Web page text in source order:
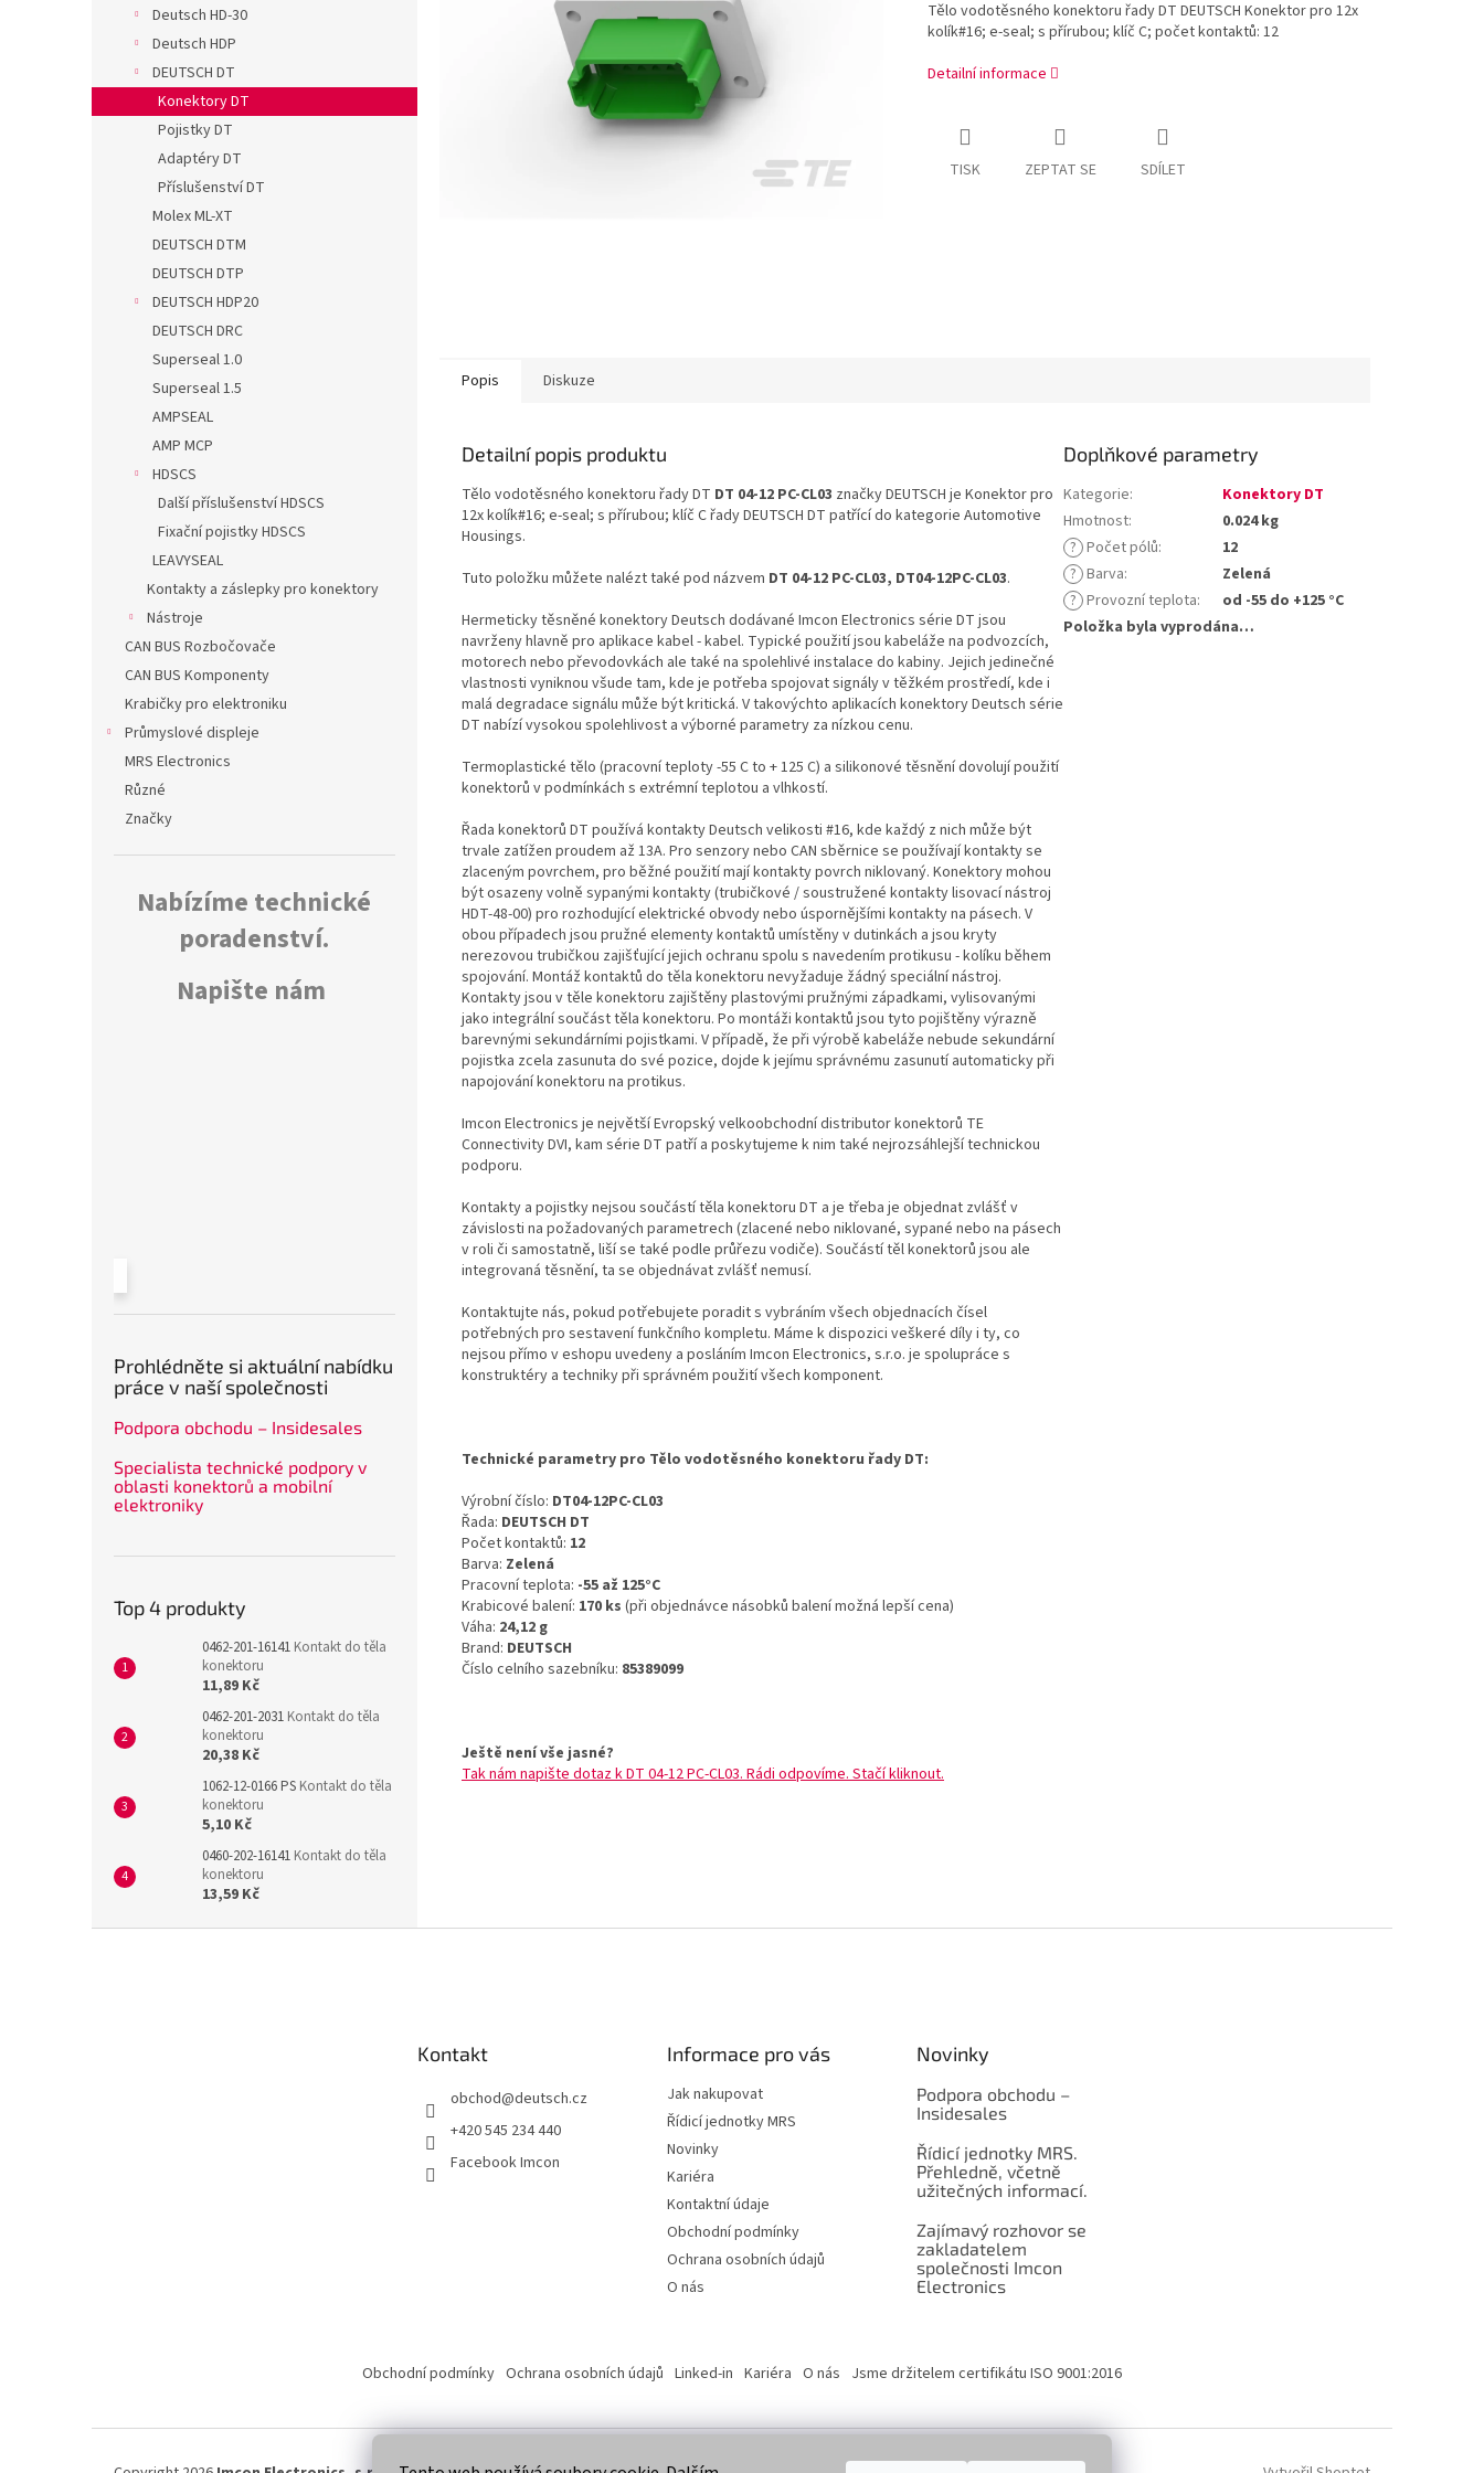
Deutsch HD-30
Deutsch HDP
DEUTSCH DT
Konektory DT
Pojistky DT
Adaptéry DT
Příslušenství DT
Molex ML-XT
DEUTSCH DTM
DEUTSCH DTP
DEUTSCH HDP20
DEUTSCH DRC
Superseal 1.0
Superseal 1.5
AMPSEAL
AMP MCP
HDSCS
Další příslušenství HDSCS
Fixační pojistky HDSCS
LEAVYSEAL
Kontakty a záslepky pro konektory
Nástroje
CAN BUS Rozbočovače
CAN BUS Komponenty
Krabičky pro elektroniku
Průmyslové displeje
MRS Electronics
Různé
Značky
Nabízíme technické
poradenství.
Napište nám
Prohlédněte si aktuální nabídku
práce v naší společnosti
Podpora obchodu – Insidesales
Specialista technické podpory v
oblasti konektorů a mobilní
elektroniky
Top 4 produkty
0462-201-16141 Kontakt do těla
konektoru
11,89 Kč
0462-201-2031 Kontakt do těla
konektoru
20,38 Kč
1062-12-0166 PS Kontakt do těla
konektoru
5,10 Kč
0460-202-16141 Kontakt do těla
konektoru
13,59 Kč
Tělo vodotěsného konektoru řady DT DEUTSCH Konektor pro 12x
kolík#16; e-seal; s přírubou; klíč C; počet kontaktů: 12
Detailní informace
TISK ZEPTAT SE SDÍLET
Popis Diskuze
Detailní popis produktu
Tělo vodotěsného konektoru řady DT DT 04-12 PC-CL03 značky DEUTSCH je Konektor pro
12x kolík#16; e-seal; s přírubou; klíč C řady DEUTSCH DT patřící do kategorie Automotive
Housings.
Tuto položku můžete nalézt také pod názvem DT 04-12 PC-CL03, DT04-12PC-CL03.
Hermeticky těsněné konektory Deutsch dodávané Imcon Electronics série DT jsou
navrženy hlavně pro aplikace kabel - kabel. Typické použití jsou kabeláže na podvozcích,
motorech nebo převodovkách ale také na spolehlivé instalace do kabiny. Jejich jedinečné
vlastnosti vyniknou všude tam, kde je potřeba spojovat signály v těžkém prostředí, kde i
malá degradace signálu může být kritická. V takovýchto aplikacích konektory Deutsch série
DT nabízí vysokou spolehlivost a výborné parametry za nízkou cenu.
Termoplastické tělo (pracovní teploty -55 C to + 125 C) a silikonové těsnění dovolují použití
konektorů v podmínkách s extrémní teplotou a vlhkostí.
Řada konektorů DT používá kontakty Deutsch velikosti #16, kde každý z nich může být
trvale zatížen proudem až 13A. Pro senzory nebo CAN sběrnice se používají kontakty se
zlaceným povrchem, pro běžné použití mají kontakty povrch niklovaný. Konektory mohou
být osazeny volně sypanými kontakty (trubičkové / soustružené kontakty lisovací nástroj
HDT-48-00) pro rozhodující elektrické obvody nebo úspornějšími kontakty na pásech. V
obou případech jsou pružné elementy kontaktů umístěny v dutinkách a jsou kryty
nerezovou trubičkou zajišťující jejich ochranu spolu s navedením protikusu - kolíku během
spojování. Montáž kontaktů do těla konektoru nevyžaduje žádný speciální nástroj.
Kontakty jsou v těle konektoru zajištěny plastovými pružnými západkami, vylisovanými
jako integrální součást těla konektoru. Po montáži kontaktů jsou tyto pojištěny výrazně
barevnými sekundárními pojistkami. V případě, že při výrobě kabeláže nebude sekundární
pojistka zcela zasunuta do své pozice, dojde k jejímu správnému zasunutí automaticky při
napojování konektoru na protikus.
Imcon Electronics je největší Evropský velkoobchodní distributor konektorů TE
Connectivity DVI, kam série DT patří a poskytujeme k nim také nejrozsáhlejší technickou
podporu.
Kontakty a pojistky nejsou součástí těla konektoru DT a je třeba je objednat zvlášť v
závislosti na požadovaných parametrech (zlacené nebo niklované, sypané nebo na pásech
v roli či samostatně, liší se také podle průřezu vodiče). Součástí těl konektorů jsou ale
integrovaná těsnění, ta se objednávat zvlášť nemusí.
Kontaktujte nás, pokud potřebujete poradit s vybráním všech objednacích čísel
potřebných pro sestavení funkčního kompletu. Máme k dispozici veškeré díly i ty, co
nejsou přímo v eshopu uvedeny a posláním Imcon Electronics, s.r.o. je spolupráce s
konstruktéry a techniky při správném použití všech komponent.
Technické parametry pro Tělo vodotěsného konektoru řady DT:
Výrobní číslo: DT04-12PC-CL03
Řada: DEUTSCH DT
Počet kontaktů: 12
Barva: Zelená
Pracovní teplota: -55 až 125°C
Krabicové balení: 170 ks (při objednávce násobků balení možná lepší cena)
Váha: 24,12 g
Brand: DEUTSCH
Číslo celního sazebníku: 85389099
Ještě není vše jasné?
Tak nám napište dotaz k DT 04-12 PC-CL03. Rádi odpovíme. Stačí kliknout.
Doplňkové parametry
Kategorie:
Konektory DT
Hmotnost:
0.024 kg
? Počet pólů:
12
? Barva:
Zelená
? Provozní teplota:
od -55 do +125 °C
Položka byla vyprodána…
Kontakt
obchod@deutsch.cz
+420 545 234 440
Facebook Imcon
Informace pro vás
Jak nakupovat
Řídicí jednotky MRS
Novinky
Kariéra
Kontaktní údaje
Obchodní podmínky
Ochrana osobních údajů
O nás
Novinky
Podpora obchodu –
Insidesales
Řídicí jednotky MRS.
Přehledně, včetně
užitečných informací.
Zajímavý rozhovor se
zakladatelem
společnosti Imcon
Electronics
Obchodní podmínky Ochrana osobních údajů Linked-in Kariéra O nás Jsme držitelem certifikátu ISO 9001:2016